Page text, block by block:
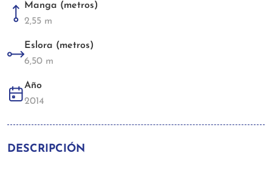
Manga (metros)
2,55 m
Eslora (metros)
6,50 m
Año
2014
DESCRIPCIÓN